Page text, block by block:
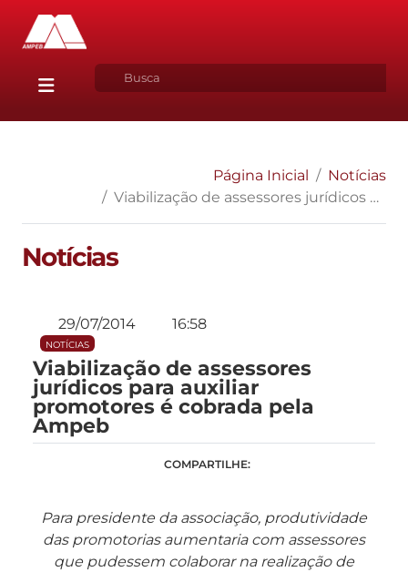
Página Inicial
Notícias
Viabilização de assessores jurídicos para auxiliar promotores é cobrada pela Ampeb
Notícias
29/07/2014 16:58
NOTÍCIAS
Viabilização de assessores
jurídicos para auxiliar
promotores é cobrada pela
Ampeb
COMPARTILHE:
Para presidente da associação, produtividade
das promotorias aumentaria com assessores
que pudessem colaborar na realização de